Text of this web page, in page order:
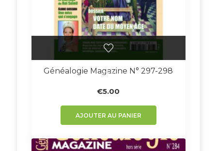
Généalogie Magazine N° 297-298
€5.00
AJOUTER AU PANIER